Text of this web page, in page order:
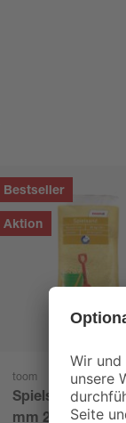
Bestseller
Aktion
toom
Spielsand beige
mm 25 kg